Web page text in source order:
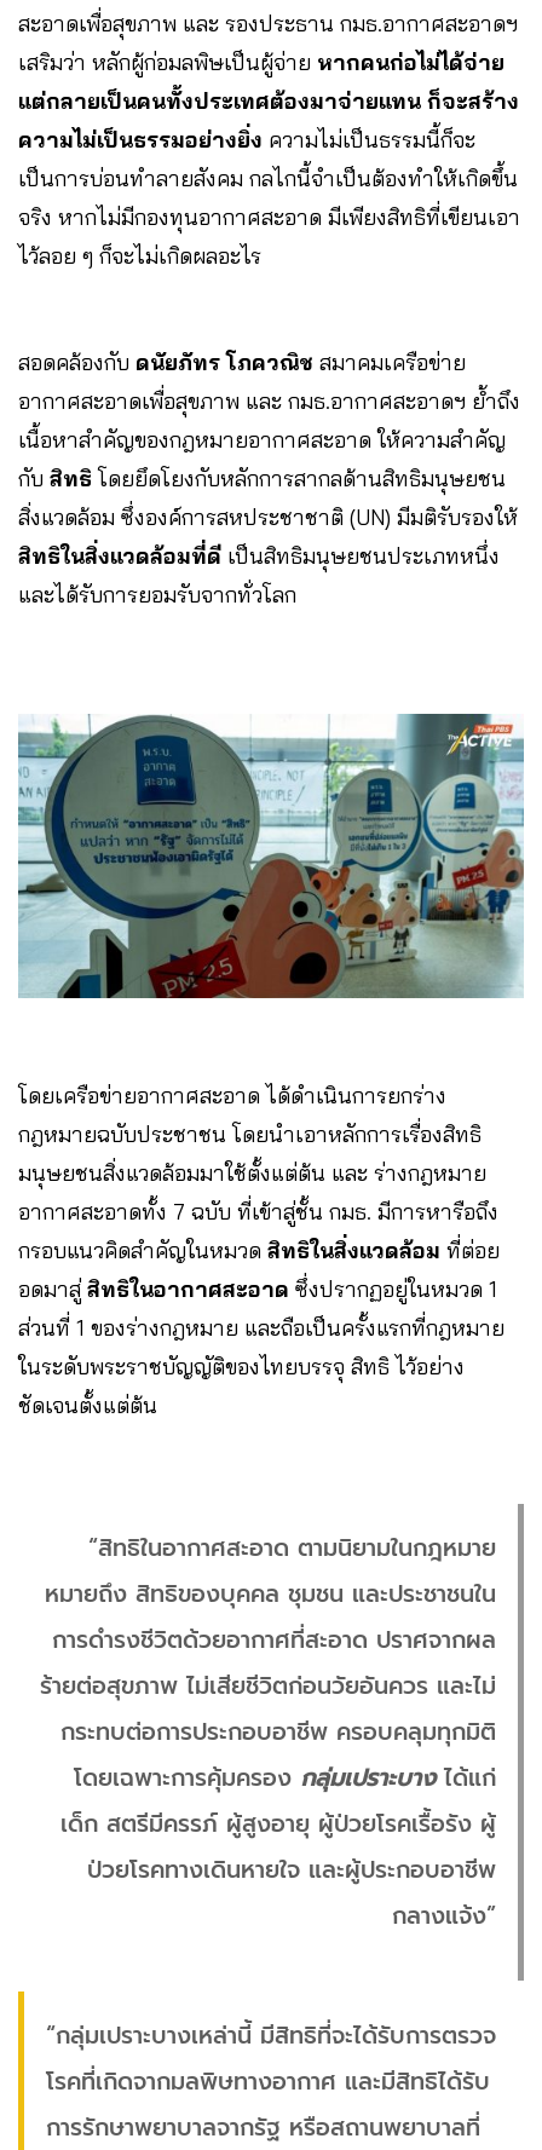
สะอาดเพื่อสุขภาพ และ รองประธาน กมธ.อากาศสะอาดฯ
เสริมว่า หลักผู้ก่อมลพิษเป็นผู้จ่าย หากคนก่อไม่ได้จ่าย
แต่กลายเป็นคนทั้งประเทศต้องมาจ่ายแทน ก็จะสร้าง
ความไม่เป็นธรรมอย่างยิ่ง ความไม่เป็นธรรมนี้ก็จะ
เป็นการบ่อนทำลายสังคม กลไกนี้จำเป็นต้องทำให้เกิดขึ้น
จริง หากไม่มีกองทุนอากาศสะอาด มีเพียงสิทธิที่เขียนเอา
ไว้ลอย ๆ ก็จะไม่เกิดผลอะไร
สอดคล้องกับ ดนัยภัทร โภควณิช สมาคมเครือข่าย
อากาศสะอาดเพื่อสุขภาพ และ กมธ.อากาศสะอาดฯ ย้ำถึง
เนื้อหาสำคัญของกฎหมายอากาศสะอาด ให้ความสำคัญ
กับ สิทธิ โดยยึดโยงกับหลักการสากลด้านสิทธิมนุษยชน
สิ่งแวดล้อม ซึ่งองค์การสหประชาชาติ (UN) มีมติรับรองให้
สิทธิในสิ่งแวดล้อมที่ดี เป็นสิทธิมนุษยชนประเภทหนึ่ง
และได้รับการยอมรับจากทั่วโลก
โดยเครือข่ายอากาศสะอาด ได้ดำเนินการยกร่าง
กฎหมายฉบับประชาชน โดยนำเอาหลักการเรื่องสิทธิ
มนุษยชนสิ่งแวดล้อมมาใช้ตั้งแต่ต้น และ ร่างกฎหมาย
อากาศสะอาดทั้ง 7 ฉบับ ที่เข้าสู่ชั้น กมธ. มีการหารือถึง
กรอบแนวคิดสำคัญในหมวด สิทธิในสิ่งแวดล้อม ที่ต่อย
อดมาสู่ สิทธิในอากาศสะอาด ซึ่งปรากฏอยู่ในหมวด 1
ส่วนที่ 1 ของร่างกฎหมาย และถือเป็นครั้งแรกที่กฎหมาย
ในระดับพระราชบัญญัติของไทยบรรจุ สิทธิ ไว้อย่าง
ชัดเจนตั้งแต่ต้น
“สิทธิในอากาศสะอาด ตามนิยามในกฎหมาย
หมายถึง สิทธิของบุคคล ชุมชน และประชาชนใน
การดำรงชีวิตด้วยอากาศที่สะอาด ปราศจากผล
ร้ายต่อสุขภาพ ไม่เสียชีวิตก่อนวัยอันควร และไม่
กระทบต่อการประกอบอาชีพ ครอบคลุมทุกมิติ
โดยเฉพาะการคุ้มครอง กลุ่มเปราะบางได้แก่
เด็ก สตรีมีครรภ์ ผู้สูงอายุ ผู้ป่วยโรคเรื้อรัง ผู้
ป่วยโรคทางเดินหายใจ และผู้ประกอบอาชีพ
กลางแจ้ง”
“กลุ่มเปราะบางเหล่านี้ มีสิทธิที่จะได้รับการตรวจ
โรคที่เกิดจากมลพิษทางอากาศ และมีสิทธิได้รับ
การรักษาพยาบาลจากรัฐ หรือสถานพยาบาลที่